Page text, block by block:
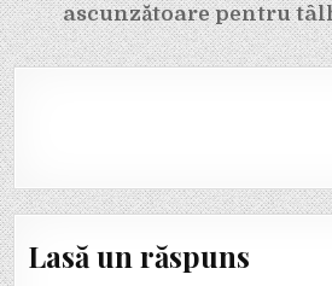
ascunzătoare pentru
Lasă un răspuns